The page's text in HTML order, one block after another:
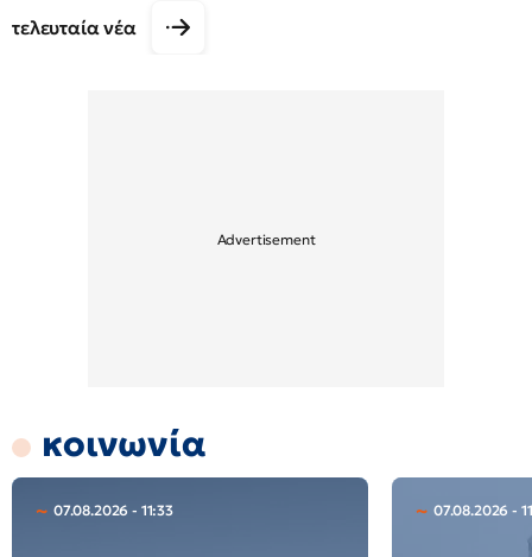
τελευταία νέα
κοινωνία
07.08.2026 - 11:33 07.08.2026 -